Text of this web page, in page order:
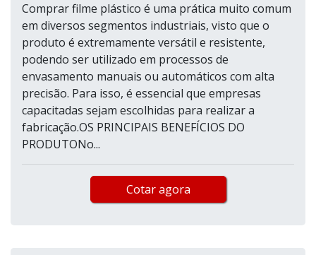
Comprar filme plástico é uma prática muito comum
em diversos segmentos industriais, visto que o
produto é extremamente versátil e resistente,
podendo ser utilizado em processos de
envasamento manuais ou automáticos com alta
precisão. Para isso, é essencial que empresas
capacitadas sejam escolhidas para realizar a
fabricação.OS PRINCIPAIS BENEFÍCIOS DO
PRODUTONo...
Cotar agora